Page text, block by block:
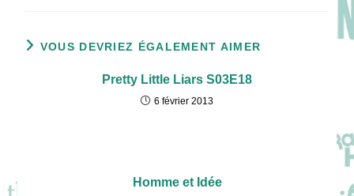
VOUS DEVRIEZ ÉGALEMENT AIMER
Pretty Little Liars S03E18
6 février 2013
Homme et Idée